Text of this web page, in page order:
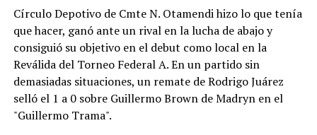
autor de la pole position, marchaba sexto y Matías Rossi
séptimo.
Poco después los comisarios deportivos abrieron una
investigación por un posible arranque en falso de
Ciarrocchi y finalmente le aplicaron una penalización de
pase y siga por boxes.
Círculo Depotivo de Cmte N. Otamendi hizo lo que tenía
que hacer, ganó ante un rival en la lucha de abajo y
consiguió su objetivo en el debut como local en la
Reválida del Torneo Federal A. En un partido sin
demasiadas situaciones, un remate de Rodrigo Juárez
selló el 1 a 0 sobre Guillermo Brown de Madryn en el
"Guillermo Trama".